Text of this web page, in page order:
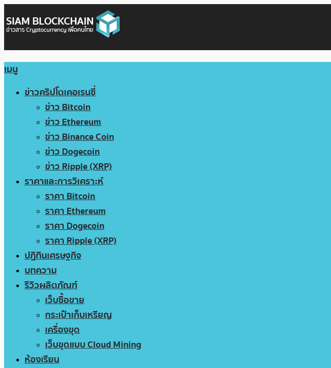
เมนู
ข่าวคริปโตเคอเรนซี่
ข่าว Bitcoin
ข่าว Ethereum
ข่าว Binance Coin
ข่าว Dogecoin
ข่าว Ripple (XRP)
ราคาและการวิเคราะห์
ราคา Bitcoin
ราคา Ethereum
ราคา Dogecoin
ราคา Ripple (XRP)
ปฏิทินเศรษฐกิจ
บทความ
รีวิวผลิตภัณฑ์
เว็บซื้อขาย
กระเป๋าเก็บเหรียญ
เครื่องขุด
เว็บขุดแบบ Cloud Mining
ห้องเรียน